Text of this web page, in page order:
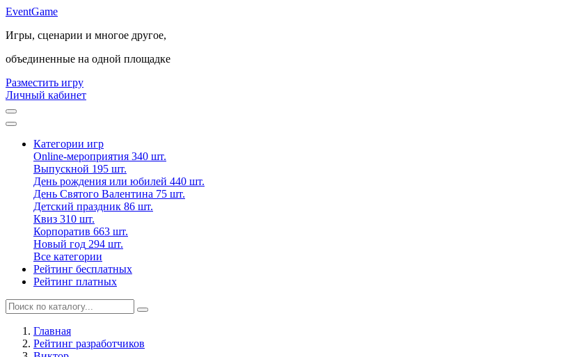
EventGame
Игры, сценарии и многое другое,
объединенные на одной площадке
Разместить игру
Личный кабинет
Категории игр
Online-мероприятия 340 шт.
Выпускной 195 шт.
День рождения или юбилей 440 шт.
День Святого Валентина 75 шт.
Детский праздник 86 шт.
Квиз 310 шт.
Корпоратив 663 шт.
Новый год 294 шт.
Все категории
Рейтинг бесплатных
Рейтинг платных
Главная
Рейтинг разработчиков